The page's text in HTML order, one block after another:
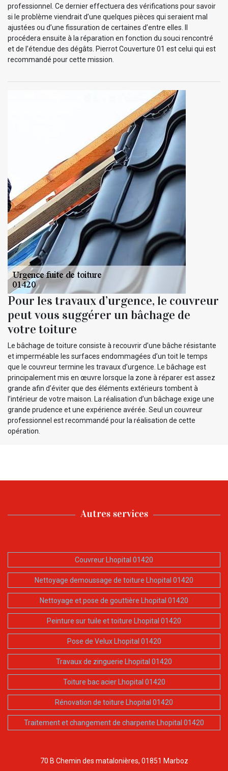
professionnel. Ce dernier effectuera des vérifications pour savoir
si le problème viendrait d’une quelques pièces qui seraient mal
ajustées ou d’une fissuration de certaines d’entre elles. Il
procédera ensuite à la réparation en fonction du souci rencontré
et de l’étendue des dégâts. Pierrot Couverture 01 est celui qui est
recommandé pour cette mission.
Pour les travaux d’urgence, le couvreur
peut vous suggérer un bâchage de
votre toiture
Le bâchage de toiture consiste à recouvrir d’une bâche résistante
et imperméable les surfaces endommagées d’un toit le temps
que le couvreur termine les travaux d’urgence. Le bâchage est
principalement mis en œuvre lorsque la zone à réparer est assez
grande afin d’éviter que des éléments extérieurs tombent à
l’intérieur de votre maison. La réalisation d’un bâchage exige une
grande prudence et une expérience avérée. Seul un couvreur
professionnel est recommandé pour la réalisation de cette
opération.
Autres services
Couvreur Lhopital 01420
Nettoyage demoussage de toiture Lhopital 01420
Nettoyage et pose de gouttière Lhopital 01420
Peinture sur tuile et toiture Lhopital 01420
Pose de Velux Lhopital 01420
Travaux de zinguerie Lhopital 01420
Toiture bac acier Lhopital 01420
Rénovation de toiture Lhopital 01420
Traitement et changement de charpente Lhopital 01420
70 B Chemin des matalonières, 01851 Marboz